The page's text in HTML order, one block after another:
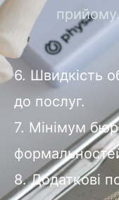
6. Швидкість
до послуг.
7. Мінімум
8. Додаткові